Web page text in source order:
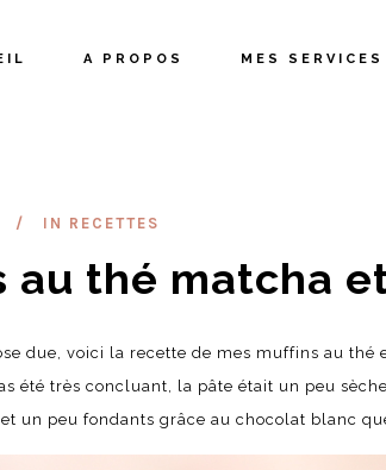
A PROPOS MES SERVICES
IN RECETTES
au thé matcha
due, voici la recette de mes muffins au
été très concluant, la pâte était un peu
un peu fondants grâce au chocolat blanc